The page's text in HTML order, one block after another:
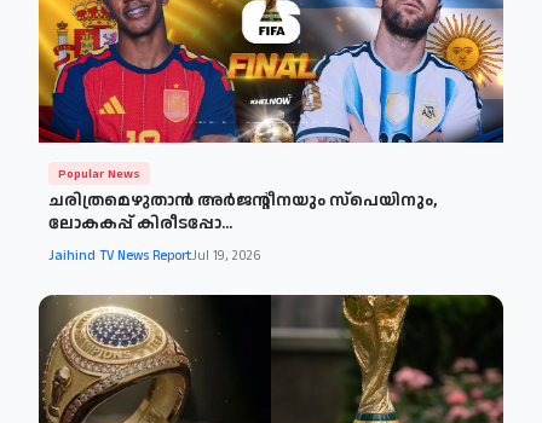
Popular News
ചരിത്രമെഴുതാൻ അർജന്റീനയും സ്പെയിനും,
ലോകകപ്പ് കിരീടപ്പോ...
Jaihind TV News ReportJul 19, 2026